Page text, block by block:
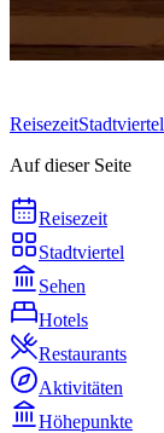
ReisezeitStadtviertel
Auf dieser Seite
Reisezeit
Stadtviertel
Sehen
Hotels
Restaurants
Aktivitäten
Höhepunkte